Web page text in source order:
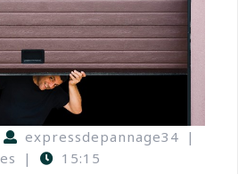
expressdepannage34 |
| 15:15